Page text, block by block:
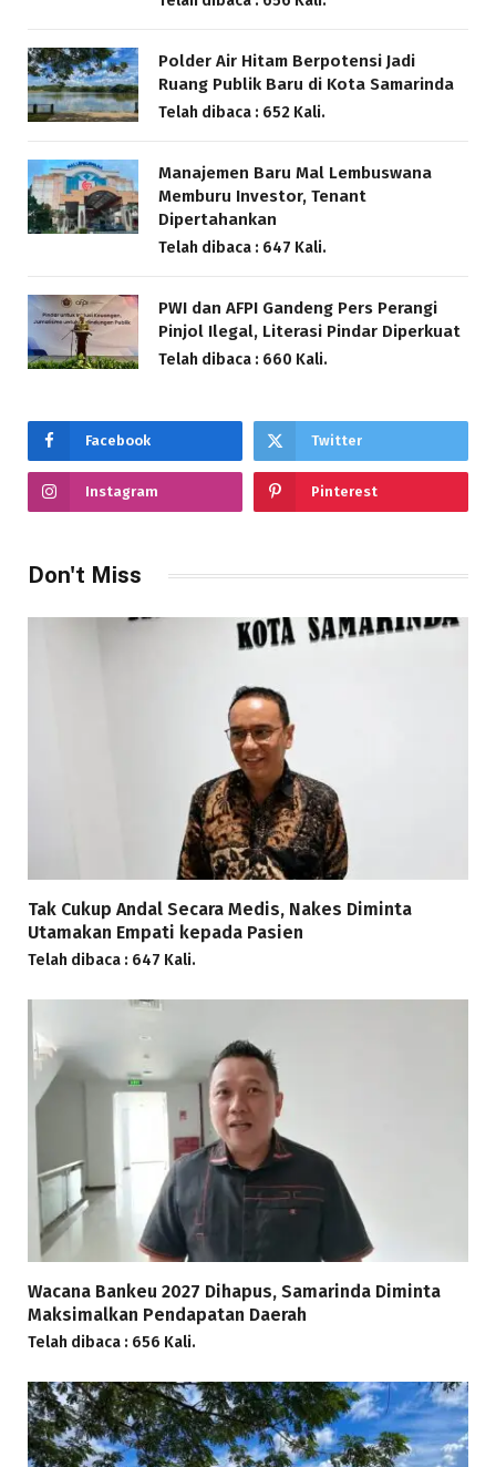
Polder Air Hitam Berpotensi Jadi
Ruang Publik Baru di Kota Samarinda
Telah dibaca : 652 Kali.
Manajemen Baru Mal Lembuswana
Memburu Investor, Tenant
Dipertahankan
Telah dibaca : 647 Kali.
PWI dan AFPI Gandeng Pers Perangi
Pinjol Ilegal, Literasi Pindar Diperkuat
Telah dibaca : 660 Kali.
Facebook Twitter
Instagram Pinterest
Don't Miss
Tak Cukup Andal Secara Medis, Nakes Diminta
Utamakan Empati kepada Pasien
Telah dibaca : 647 Kali.
Wacana Bankeu 2027 Dihapus, Samarinda Diminta
Maksimalkan Pendapatan Daerah
Telah dibaca : 656 Kali.